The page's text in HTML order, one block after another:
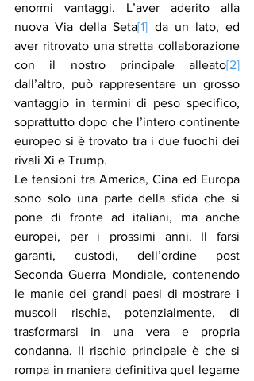
enormi vantaggi. L’aver aderito alla
nuova Via della Seta[1] da un lato, ed
aver ritrovato una stretta collaborazione
con il nostro principale alleato[2]
dall’altro, può rappresentare un grosso
vantaggio in termini di peso specifico,
soprattutto dopo che l’intero continente
europeo si è trovato tra i due fuochi dei
rivali Xi e Trump.
Le tensioni tra America, Cina ed Europa
sono solo una parte della sfida che si
pone di fronte ad italiani, ma anche
europei, per i prossimi anni. Il farsi
garanti, custodi, dell’ordine post
Seconda Guerra Mondiale, contenendo
le manie dei grandi paesi di mostrare i
muscoli rischia, potenzialmente, di
trasformarsi in una vera e propria
condanna. Il rischio principale è che si
rompa in maniera definitiva quel legame